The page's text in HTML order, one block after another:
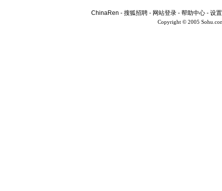
ChinaRen - 搜狐招聘 - 网站登录 - 帮助中心 - 设
Copyright © 2005